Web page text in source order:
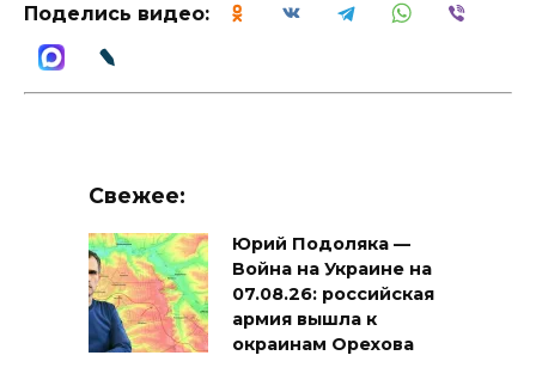
Поделись видео:
Свежее:
Юрий Подоляка —
Война на Украине на
07.08.26: российская
армия вышла к
окраинам Орехова